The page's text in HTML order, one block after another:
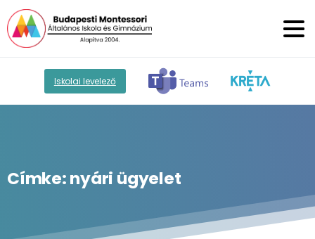
Iskolai levelező
Címke:nyári ügyelet